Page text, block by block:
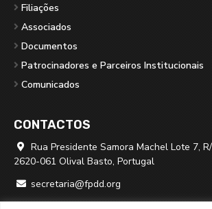
Filiações
Associados
Documentos
Patrocinadores e Parceiros Institucionais
Comunicados
CONTACTOS

Rua Presidente Samora Machel Lote 7,
2620-061 Olival Basto, Portugal
 secretaria@fpdd.org